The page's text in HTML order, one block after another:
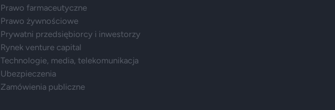
Prawo farmaceutyczne
Prawo żywnościowe
Prywatni przedsiębiorcy i inwestorzy
Rynek venture capital
Technologie, media, telekomunikacja
Ubezpieczenia
Zamówienia publiczne